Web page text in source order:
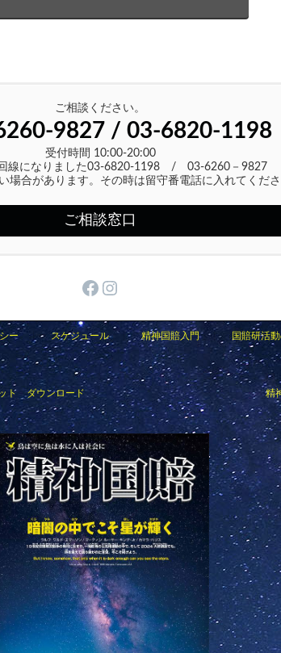
ご相談ください。
9827 / 03-6820-1198
受付時間 10:00-20:00
線になりました03-6820-1198 / 03-6260－9827
場合があります。その時は留守番電話に入れてくだ
ご相談窓口
Facebook
Instagram
ー スケジュール 精神国賠入門 国賠研活
ト ダウンロード 精